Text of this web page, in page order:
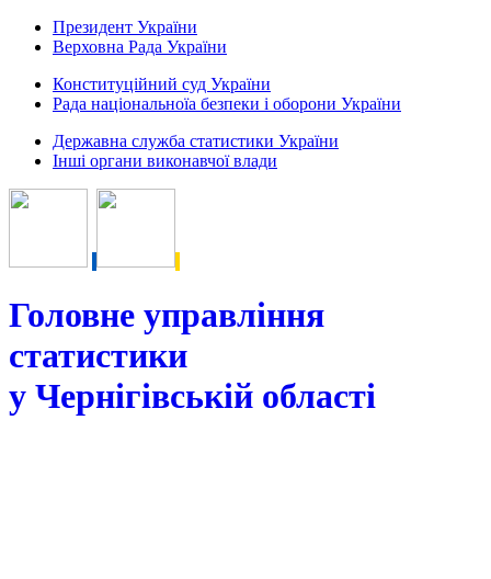
Президент України
Верховна Рада України
Конституційний суд України
Рада національноїа безпеки і оборони України
Державна служба статистики України
Інші органи виконавчої влади
Головне управління
статистики
у Чернігівській області